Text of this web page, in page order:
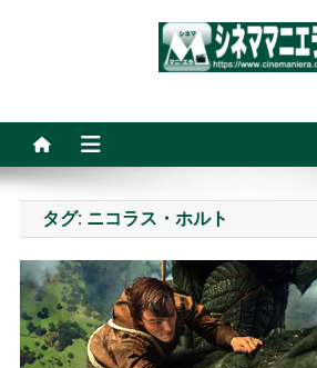
タグ: ニコラス・ホルト